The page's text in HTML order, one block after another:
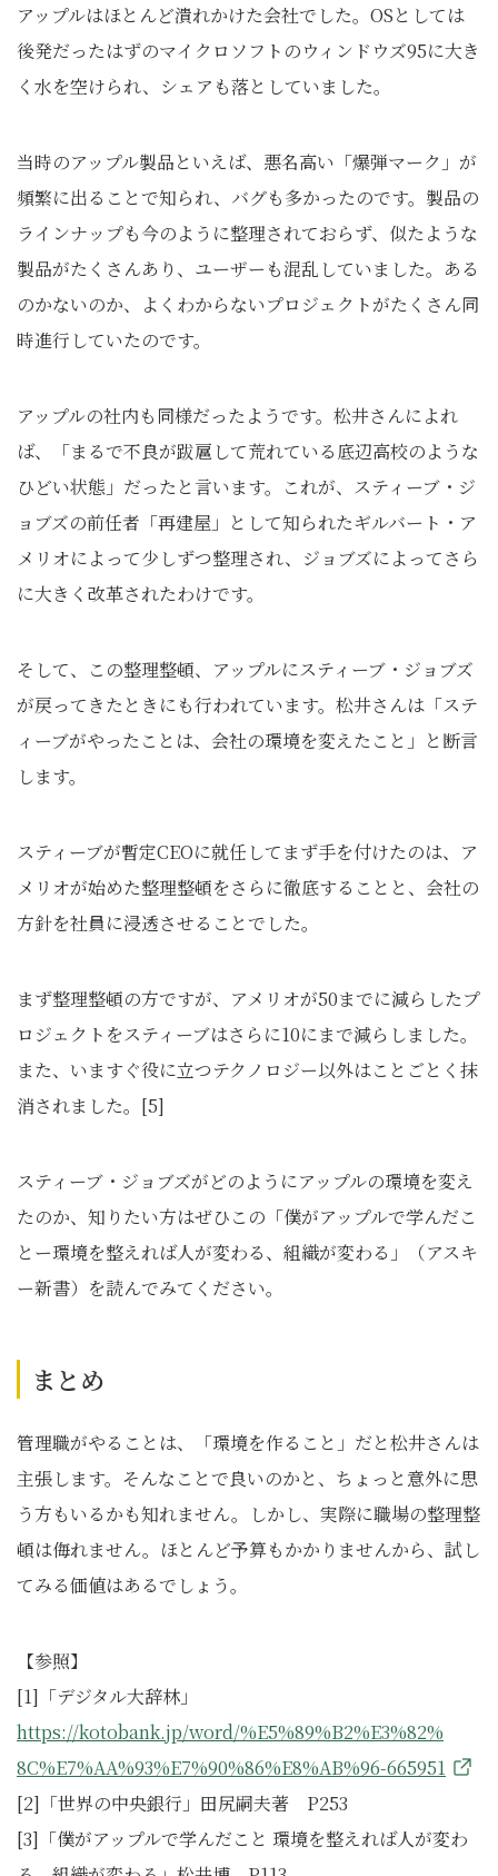
アップルはほとんど潰れかけた会社でした。OSとしては
後発だったはずのマイクロソフトのウィンドウズ95に大き
く水を空けられ、シェアも落としていました。
当時のアップル製品といえば、悪名高い「爆弾マーク」が
頻繁に出ることで知られ、バグも多かったのです。製品の
ラインナップも今のように整理されておらず、似たような
製品がたくさんあり、ユーザーも混乱していました。ある
のかないのか、よくわからないプロジェクトがたくさん同
時進行していたのです。
アップルの社内も同様だったようです。松井さんによれ
ば、「まるで不良が跋扈して荒れている底辺高校のような
ひどい状態」だったと言います。これが、スティーブ・ジ
ョブズの前任者「再建屋」として知られたギルバート・ア
メリオによって少しずつ整理され、ジョブズによってさら
に大きく改革されたわけです。
そして、この整理整頓、アップルにスティーブ・ジョブズ
が戻ってきたときにも行われています。松井さんは「ステ
ィーブがやったことは、会社の環境を変えたこと」と断言
します。
スティーブが暫定CEOに就任してまず手を付けたのは、ア
メリオが始めた整理整頓をさらに徹底することと、会社の
方針を社員に浸透させることでした。
まず整理整頓の方ですが、アメリオが50までに減らしたプ
ロジェクトをスティーブはさらに10にまで減らしました。
また、いますぐ役に立つテクノロジー以外はことごとく抹
消されました。[5]
スティーブ・ジョブズがどのようにアップルの環境を変え
たのか、知りたい方はぜひこの「僕がアップルで学んだこ
とー環境を整えれば人が変わる、組織が変わる」（アスキ
ー新書）を読んでみてください。
まとめ
管理職がやることは、「環境を作ること」だと松井さんは
主張します。そんなことで良いのかと、ちょっと意外に思
う方もいるかも知れません。しかし、実際に職場の整理整
頓は侮れません。ほとんど予算もかかりませんから、試し
てみる価値はあるでしょう。
【参照】
[1]「デジタル大辞林」
https://kotobank.jp/word/%E5%89%B2%E3%82%
8C%E7%AA%93%E7%90%86%E8%AB%96-665951
[2]「世界の中央銀行」田尻嗣夫著 P253
[3]「僕がアップルで学んだこと 環境を整えれば人が変わ